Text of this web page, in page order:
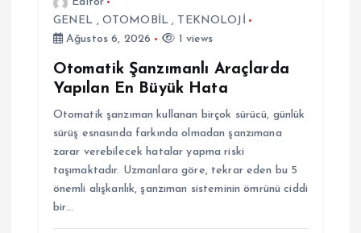
GENEL , OTOMOBİL , TEKNOLOJİ
Ağustos 6, 2026
1 views
Otomatik Şanzımanlı Araçlarda
Yapılan En Büyük Hata
Otomatik şanzıman kullanan birçok sürücü, günlük
sürüş esnasında farkında olmadan şanzımana
zarar verebilecek hatalar yapma riski
taşımaktadır. Uzmanlara göre, tekrar eden bu 5
önemli alışkanlık, şanzıman sisteminin ömrünü ciddi
bir…